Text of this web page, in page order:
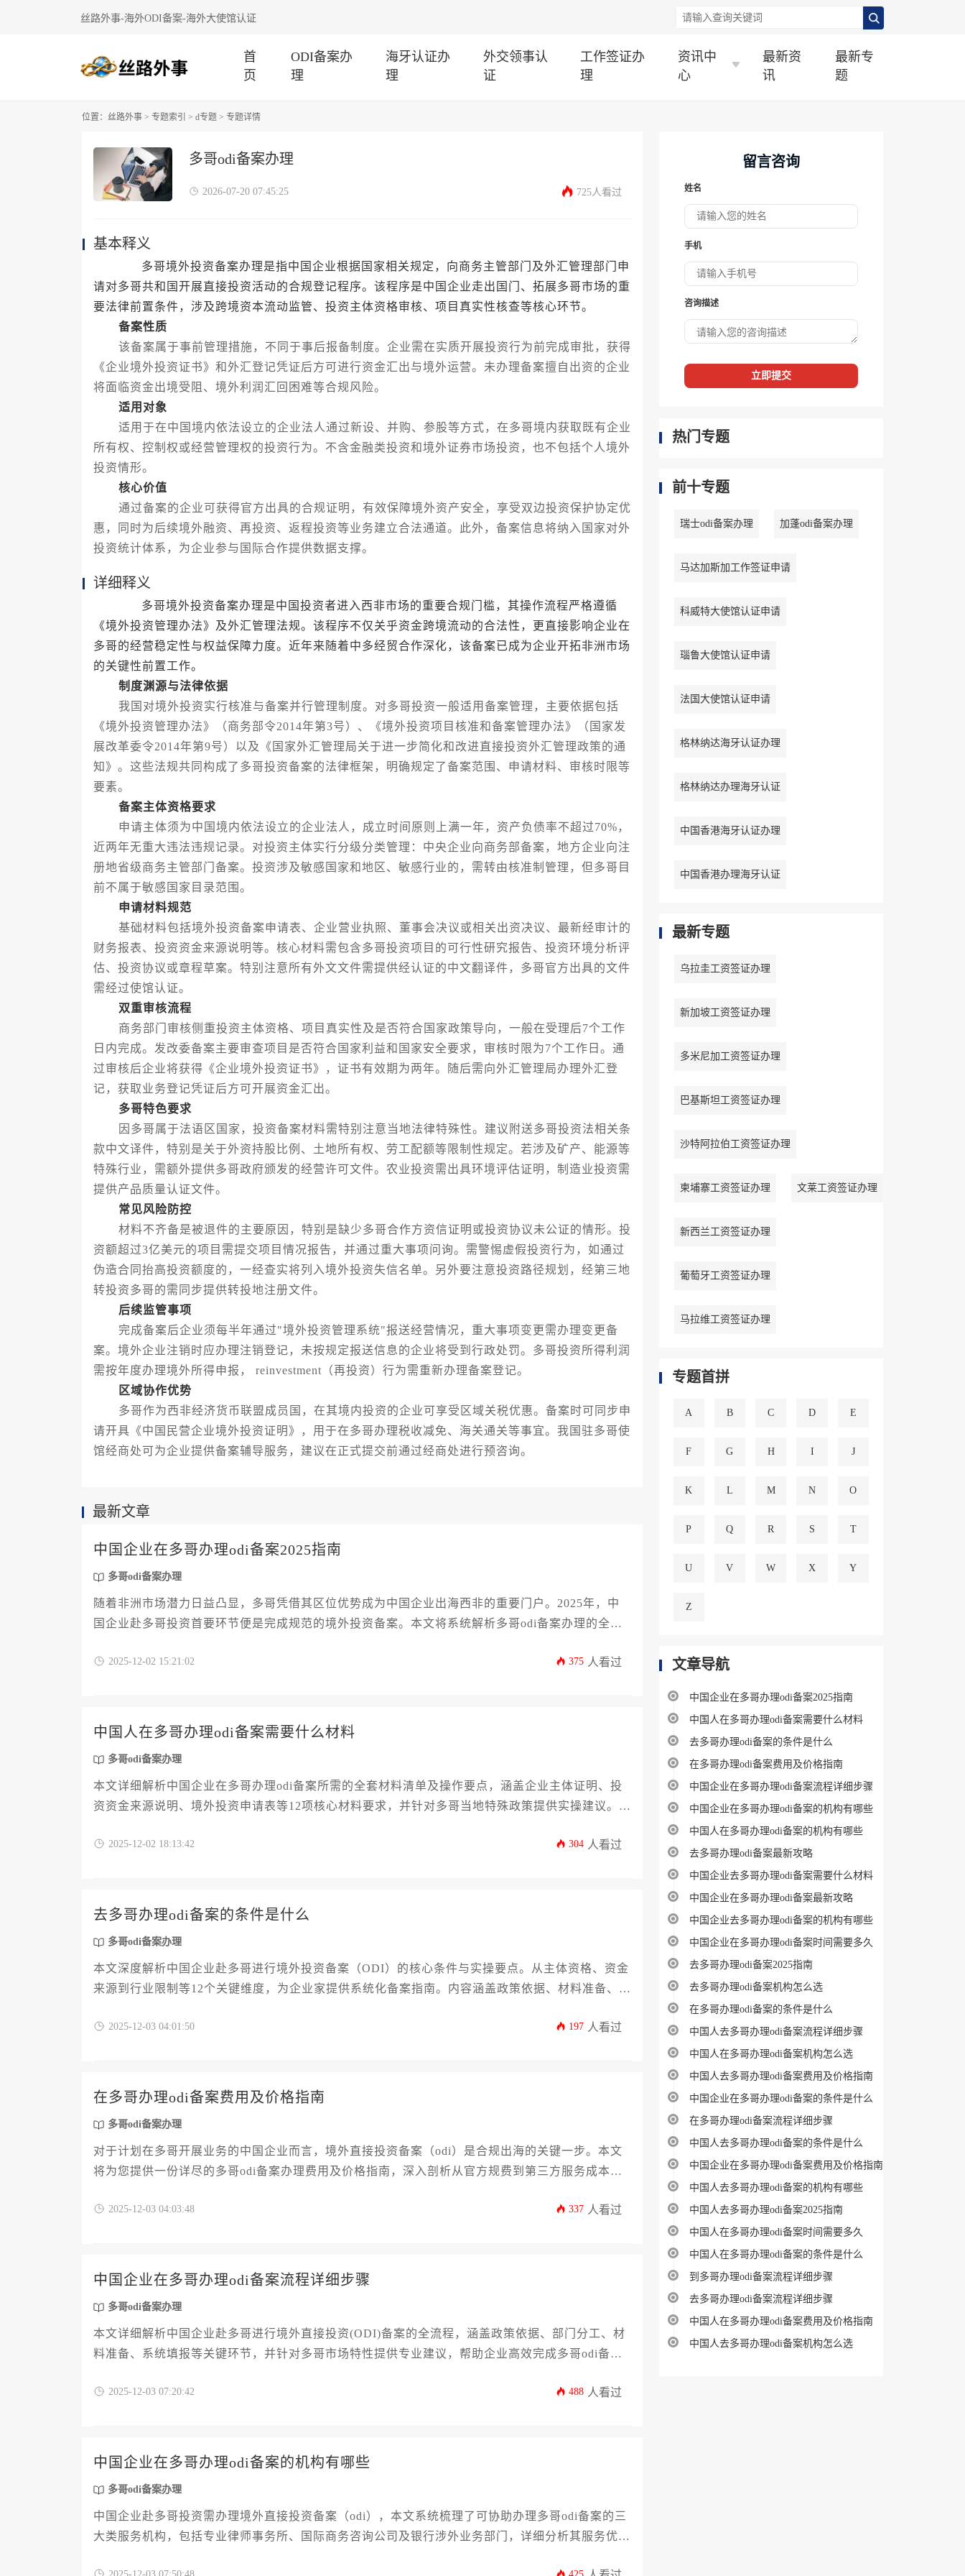
丝路外事-海外ODI备案-海外大使馆认证
首
页
ODI备案办
理
海牙认证办
理
外交领事认
证
工作签证办
理
资讯中
心
最新资
讯
最新专
题
位置： 丝路外事 > 专题索引 > d专题 > 专题详情
多哥odi备案办理
2026-07-20 07:45:25 725人看过
基本释义
多哥境外投资备案办理是指中国企业根据国家相关规定，向商务主管部门及外汇管理部门申
请对多哥共和国开展直接投资活动的合规登记程序。该程序是中国企业走出国门、拓展多哥市场的重
要法律前置条件，涉及跨境资本流动监管、投资主体资格审核、项目真实性核查等核心环节。
备案性质
该备案属于事前管理措施，不同于事后报备制度。企业需在实质开展投资行为前完成审批，获得
《企业境外投资证书》和外汇登记凭证后方可进行资金汇出与境外运营。未办理备案擅自出资的企业
将面临资金出境受阻、境外利润汇回困难等合规风险。
适用对象
适用于在中国境内依法设立的企业法人通过新设、并购、参股等方式，在多哥境内获取既有企业
所有权、控制权或经营管理权的投资行为。不含金融类投资和境外证券市场投资，也不包括个人境外
投资情形。
核心价值
通过备案的企业可获得官方出具的合规证明，有效保障境外资产安全，享受双边投资保护协定优
惠，同时为后续境外融资、再投资、返程投资等业务建立合法通道。此外，备案信息将纳入国家对外
投资统计体系，为企业参与国际合作提供数据支撑。
详细释义
多哥境外投资备案办理是中国投资者进入西非市场的重要合规门槛，其操作流程严格遵循
《境外投资管理办法》及外汇管理法规。该程序不仅关乎资金跨境流动的合法性，更直接影响企业在
多哥的经营稳定性与权益保障力度。近年来随着中多经贸合作深化，该备案已成为企业开拓非洲市场
的关键性前置工作。
制度渊源与法律依据
我国对境外投资实行核准与备案并行管理制度。对多哥投资一般适用备案管理，主要依据包括
《境外投资管理办法》（商务部令2014年第3号）、《境外投资项目核准和备案管理办法》（国家发
展改革委令2014年第9号）以及《国家外汇管理局关于进一步简化和改进直接投资外汇管理政策的通
知》。这些法规共同构成了多哥投资备案的法律框架，明确规定了备案范围、申请材料、审核时限等
要素。
备案主体资格要求
申请主体须为中国境内依法设立的企业法人，成立时间原则上满一年，资产负债率不超过70%，
近两年无重大违法违规记录。对投资主体实行分级分类管理：中央企业向商务部备案，地方企业向注
册地省级商务主管部门备案。投资涉及敏感国家和地区、敏感行业的，需转由核准制管理，但多哥目
前不属于敏感国家目录范围。
申请材料规范
基础材料包括境外投资备案申请表、企业营业执照、董事会决议或相关出资决议、最新经审计的
财务报表、投资资金来源说明等。核心材料需包含多哥投资项目的可行性研究报告、投资环境分析评
估、投资协议或章程草案。特别注意所有外文文件需提供经认证的中文翻译件，多哥官方出具的文件
需经过使馆认证。
双重审核流程
商务部门审核侧重投资主体资格、项目真实性及是否符合国家政策导向，一般在受理后7个工作
日内完成。发改委备案主要审查项目是否符合国家利益和国家安全要求，审核时限为7个工作日。通
过审核后企业将获得《企业境外投资证书》，证书有效期为两年。随后需向外汇管理局办理外汇登
记，获取业务登记凭证后方可开展资金汇出。
多哥特色要求
因多哥属于法语区国家，投资备案材料需特别注意当地法律特殊性。建议附送多哥投资法相关条
款中文译件，特别是关于外资持股比例、土地所有权、劳工配额等限制性规定。若涉及矿产、能源等
特殊行业，需额外提供多哥政府颁发的经营许可文件。农业投资需出具环境评估证明，制造业投资需
提供产品质量认证文件。
常见风险防控
材料不齐备是被退件的主要原因，特别是缺少多哥合作方资信证明或投资协议未公证的情形。投
资额超过3亿美元的项目需提交项目情况报告，并通过重大事项问询。需警惕虚假投资行为，如通过
伪造合同抬高投资额度的，一经查实将列入境外投资失信名单。另外要注意投资路径规划，经第三地
转投资多哥的需同步提供转投地注册文件。
后续监管事项
完成备案后企业须每半年通过"境外投资管理系统"报送经营情况，重大事项变更需办理变更备
案。境外企业注销时应办理注销登记，未按规定报送信息的企业将受到行政处罚。多哥投资所得利润
需按年度办理境外所得申报， reinvestment（再投资）行为需重新办理备案登记。
区域协作优势
多哥作为西非经济货币联盟成员国，在其境内投资的企业可享受区域关税优惠。备案时可同步申
请开具《中国民营企业境外投资证明》，用于在多哥办理税收减免、海关通关等事宜。我国驻多哥使
馆经商处可为企业提供备案辅导服务，建议在正式提交前通过经商处进行预咨询。
最新文章
中国企业在多哥办理odi备案2025指南
多哥odi备案办理
随着非洲市场潜力日益凸显，多哥凭借其区位优势成为中国企业出海西非的重要门户。2025年，中
国企业赴多哥投资首要环节便是完成规范的境外投资备案。本文将系统解析多哥odi备案办理的全流
境投资稳步推进。
2025-12-02 15:21:02 375 人看过
中国人在多哥办理odi备案需要什么材料
多哥odi备案办理
本文详细解析中国企业在多哥办理odi备案所需的全套材料清单及操作要点，涵盖企业主体证明、投
资资金来源说明、境外投资申请表等12项核心材料要求，并针对多哥当地特殊政策提供实操建议。全
2025-12-02 18:13:42 304 人看过
去多哥办理odi备案的条件是什么
多哥odi备案办理
本文深度解析中国企业赴多哥进行境外投资备案（ODI）的核心条件与实操要点。从主体资格、资金
来源到行业限制等12个关键维度，为企业家提供系统化备案指南。内容涵盖政策依据、材料准备、办
2025-12-03 04:01:50 197 人看过
在多哥办理odi备案费用及价格指南
多哥odi备案办理
对于计划在多哥开展业务的中国企业而言，境外直接投资备案（odi）是合规出海的关键一步。本文
将为您提供一份详尽的多哥odi备案办理费用及价格指南，深入剖析从官方规费到第三方服务成本等
高效、经济地完成备案流程。
2025-12-03 04:03:48 337 人看过
中国企业在多哥办理odi备案流程详细步骤
多哥odi备案办理
本文详细解析中国企业赴多哥进行境外直接投资(ODI)备案的全流程，涵盖政策依据、部门分工、材
料准备、系统填报等关键环节，并针对多哥市场特性提供专业建议，帮助企业高效完成多哥odi备案
2025-12-03 07:20:42 488 人看过
中国企业在多哥办理odi备案的机构有哪些
多哥odi备案办理
中国企业赴多哥投资需办理境外直接投资备案（odi），本文系统梳理了可协助办理多哥odi备案的三
大类服务机构，包括专业律师事务所、国际商务咨询公司及银行涉外业务部门，详细分析其服务优势
2025-12-03 07:50:48 425
留言咨询
姓名
手机
咨询描述
立即提交
热门专题
前十专题
瑞士odi备案办理 加蓬odi备案办理
马达加斯加工作签证申请
科威特大使馆认证申请
瑙鲁大使馆认证申请
法国大使馆认证申请
格林纳达海牙认证办理
格林纳达办理海牙认证
中国香港海牙认证办理
中国香港办理海牙认证
最新专题
乌拉圭工资签证办理
新加坡工资签证办理
多米尼加工资签证办理
巴基斯坦工资签证办理
沙特阿拉伯工资签证办理
柬埔寨工资签证办理 文莱工资签证办理
新西兰工资签证办理
葡萄牙工资签证办理
马拉维工资签证办理
专题首拼
A B C D E
F G H I J
K L M N O
P Q R S T
U V W X Y
Z
文章导航
中国企业在多哥办理odi备案2025指南
中国人在多哥办理odi备案需要什么材料
去多哥办理odi备案的条件是什么
在多哥办理odi备案费用及价格指南
中国企业在多哥办理odi备案流程详细步骤
中国企业在多哥办理odi备案的机构有哪些
中国人在多哥办理odi备案的机构有哪些
去多哥办理odi备案最新攻略
中国企业去多哥办理odi备案需要什么材料
中国企业在多哥办理odi备案最新攻略
中国企业去多哥办理odi备案的机构有哪些
中国企业在多哥办理odi备案时间需要多久
去多哥办理odi备案2025指南
去多哥办理odi备案机构怎么选
在多哥办理odi备案的条件是什么
中国人去多哥办理odi备案流程详细步骤
中国人在多哥办理odi备案机构怎么选
中国人去多哥办理odi备案费用及价格指南
中国企业在多哥办理odi备案的条件是什么
在多哥办理odi备案流程详细步骤
中国人去多哥办理odi备案的条件是什么
中国企业在多哥办理odi备案费用及价格指南
中国人去多哥办理odi备案的机构有哪些
中国人去多哥办理odi备案2025指南
中国人在多哥办理odi备案时间需要多久
中国人在多哥办理odi备案的条件是什么
到多哥办理odi备案流程详细步骤
去多哥办理odi备案流程详细步骤
中国人在多哥办理odi备案费用及价格指南
中国人去多哥办理odi备案机构怎么选